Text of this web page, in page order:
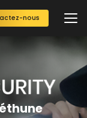
nous